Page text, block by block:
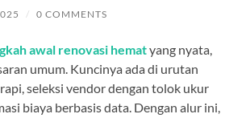
/ 0 COMMENTS
awal renovasi hematyang nyata,
umum. Kuncinya ada di urutan
seleksi vendor dengan tolok ukur
biaya berbasis data. Dengan alur ini,